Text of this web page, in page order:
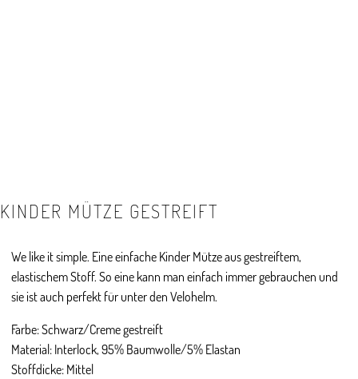
KINDER MÜTZE GESTREIFT
We like it simple. Eine einfache Kinder Mütze aus gestreiftem,
elastischem Stoff. So eine kann man einfach immer gebrauchen und
sie ist auch perfekt für unter den Velohelm.
Farbe: Schwarz/Creme gestreift
Material: Interlock, 95% Baumwolle/5% Elastan
Stoffdicke: Mittel